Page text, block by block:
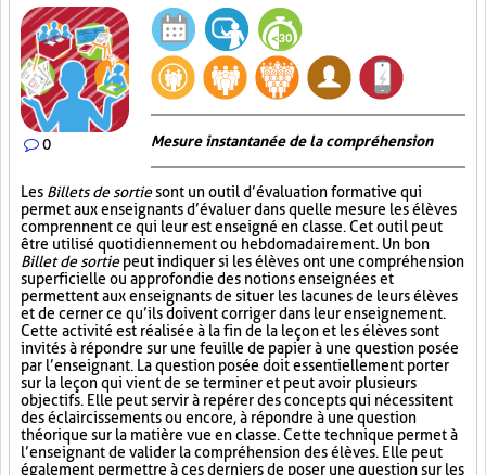
0 Mesure instantanée de la compréhension
Les Billets de sortiesont un outil d’évaluation formative qui
permet aux enseignants d’évaluer dans quelle mesure les élèves
comprennent ce qui leur est enseigné en classe. Cet outil peut
être utilisé quotidiennement ou hebdomadairement. Un bon
Billet de sortiepeut indiquer si les élèves ont une compréhension
superficielle ou approfondie des notions enseignées et
permettent aux enseignants de situer les lacunes de leurs élèves
et de cerner ce qu’ils doivent corriger dans leur enseignement.
Cette activité est réalisée à la fin de la leçon et les élèves sont
invités à répondre sur une feuille de papier à une question posée
par l’enseignant. La question posée doit essentiellement porter
sur la leçon qui vient de se terminer et peut avoir plusieurs
objectifs. Elle peut servir à repérer des concepts qui nécessitent
des éclaircissements ou encore, à répondre à une question
théorique sur la matière vue en classe. Cette technique permet à
l’enseignant de valider la compréhension des élèves. Elle peut
également permettre à ces derniers de poser une question sur les